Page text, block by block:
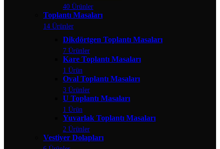
40 Ürünler
Toplantı Masaları
14 Ürünler
Dikdörtgen Toplantı Masaları
7 Ürünler
Kare Toplantı Masaları
1 Ürün
Oval Toplantı Masaları
3 Ürünler
U Toplantı Masaları
1 Ürün
Yuvarlak Toplantı Masaları
2 Ürünler
Vestiyer Dolapları